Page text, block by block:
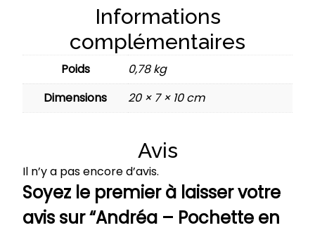
Informations
complémentaires
Poids
0,78 kg
Dimensions
20 × 7 × 10 cm
Avis
Il n’y a pas encore d’avis.
Soyez le premier à laisser votre
avis sur “Andréa – Pochette en